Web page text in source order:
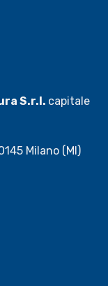
S.r.l. capitale
Milano (MI)